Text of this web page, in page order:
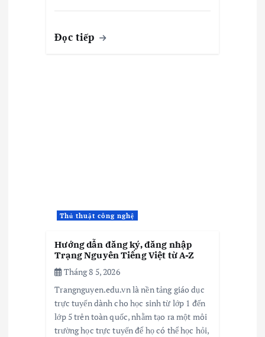
Đọc tiếp
Thủ thuật công nghệ
Hướng dẫn đăng ký, đăng nhập
Trạng Nguyên Tiếng Việt từ A-Z
Tháng 8 5, 2026
Trangnguyen.edu.vn là nền tảng giáo dục
trực tuyến dành cho học sinh từ lớp 1 đến
lớp 5 trên toàn quốc, nhằm tạo ra một môi
trường học trực tuyến để họ có thể học hỏi,